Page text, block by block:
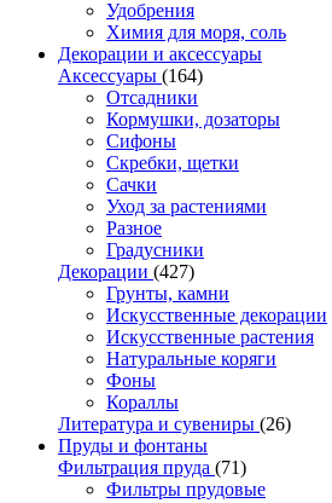
Удобрения
Химия для моря, соль
Декорации и аксессуары
Аксессуары (164)
Отсадники
Кормушки, дозаторы
Сифоны
Скребки, щетки
Сачки
Уход за растениями
Разное
Градусники
Декорации (427)
Грунты, камни
Искусственные декорации
Искусственные растения
Натуральные коряги
Фоны
Кораллы
Литература и сувениры (26)
Пруды и фонтаны
Фильтрация пруда (71)
Фильтры прудовые